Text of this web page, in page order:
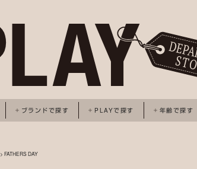
ブランドで探す PLAYで探す 年齢で探す
> FATHERS DAY